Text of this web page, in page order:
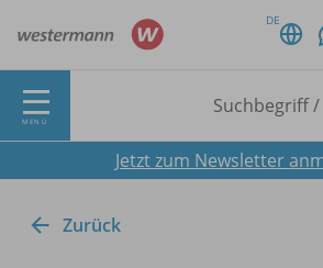
DE
MENÜ
Jetzt zum Newsletter
Zurück